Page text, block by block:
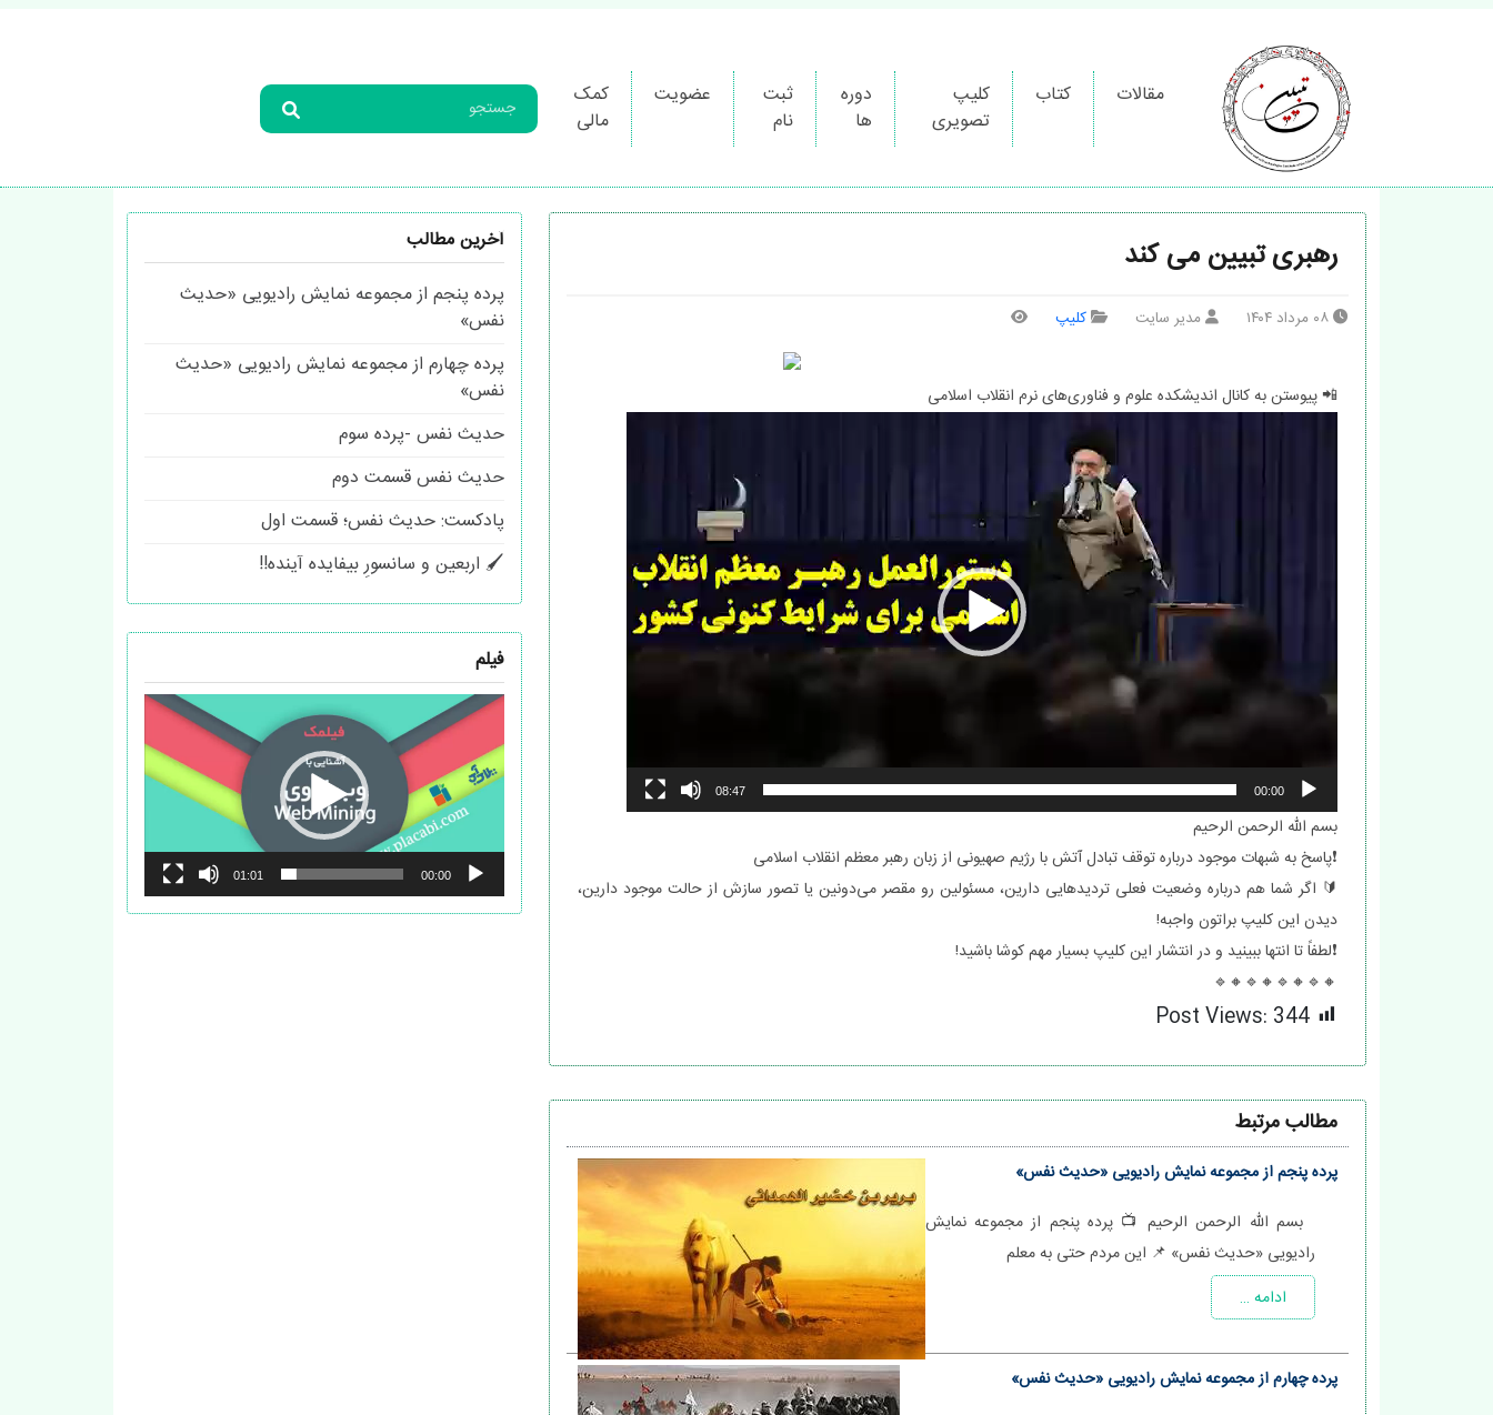
مقالات کتاب
کلیپ
تصویری
دوره
ها
ثبت
نام
عضویت
کمک
مالی
رهبری تبیین می کند
۰۸ مرداد ۱۴۰۴ مدیر سایت کلیپ
📲 پیوستن به کانال اندیشکده علوم و فناوری‌های نرم انقلاب اسلامی
00:00
08:47
بسم الله الرحمن الرحیم
❗️پاسخ به شبهات موجود درباره توقف تبادل آتش با رژیم صهیونی از زبان رهبر معظم انقلاب اسلامی
🔰 اگر شما هم درباره وضعیت فعلی تردیدهایی دارین، مسئولین رو مقصر می‌دونین یا تصور سازش از حالت موجود دارین،
دیدن این کلیپ براتون واجبه!
❗️لطفاً تا انتها ببینید و در انتشار این کلیپ بسیار مهم کوشا باشید!
🔸🔹🔸🔹🔸🔹🔸🔹
Post Views: 344
مطالب مرتبط
پرده پنجم از مجموعه نمایش رادیویی «حدیث نفس»
بسم الله الرحمن الرحیم 📺 پرده پنجم از مجموعه نمایش
رادیویی «حدیث نفس» 📌 این مردم حتی به معلم
ادامه …
پرده چهارم از مجموعه نمایش رادیویی «حدیث نفس»
آخرین مطالب
پرده پنجم از مجموعه نمایش رادیویی «حدیث
نفس»
پرده چهارم از مجموعه نمایش رادیویی «حدیث
نفس»
حدیث نفس -پرده سوم
حدیث نفس قسمت دوم
پادکست: حدیث نفس؛ قسمت اول
🖌 اربعین و سانسورِ بیفایده آینده!!
فیلم
نمایشگر
00:00
01:01